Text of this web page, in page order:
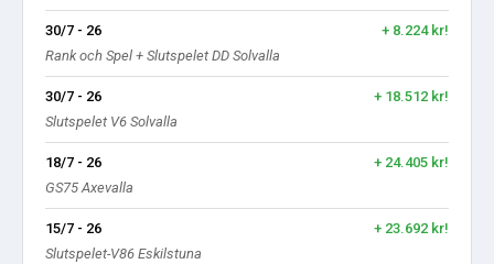
30/7 - 26
+ 8.224 kr!
Rank och Spel + Slutspelet DD Solvalla
30/7 - 26
+ 18.512 kr!
Slutspelet V6 Solvalla
18/7 - 26
+ 24.405 kr!
GS75 Axevalla
15/7 - 26
+ 23.692 kr!
Slutspelet-V86 Eskilstuna